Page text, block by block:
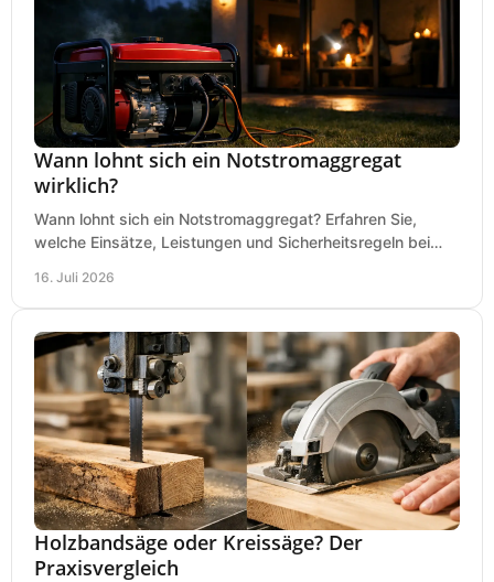
Wann lohnt sich ein Notstromaggregat
wirklich?
Wann lohnt sich ein Notstromaggregat? Erfahren Sie,
welche Einsätze, Leistungen und Sicherheitsregeln bei
16. Juli 2026
Holzbandsäge oder Kreissäge? Der
Praxisvergleich